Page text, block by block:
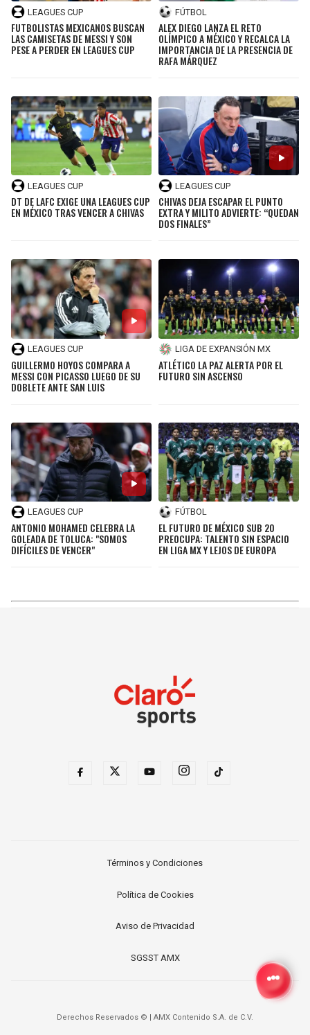
LEAGUES CUP
FUTBOLISTAS MEXICANOS BUSCAN
LAS CAMISETAS DE MESSI Y SON
PESE A PERDER EN LEAGUES CUP
FÚTBOL
ALEX DIEGO LANZA EL RETO
OLÍMPICO A MÉXICO Y RECALCA LA
IMPORTANCIA DE LA PRESENCIA DE
RAFA MÁRQUEZ
LEAGUES CUP
DT DE LAFC EXIGE UNA LEAGUES CUP
EN MÉXICO TRAS VENCER A CHIVAS
LEAGUES CUP
CHIVAS DEJA ESCAPAR EL PUNTO
EXTRA Y MILITO ADVIERTE: “QUEDAN
DOS FINALES”
LEAGUES CUP
GUILLERMO HOYOS COMPARA A
MESSI CON PICASSO LUEGO DE SU
DOBLETE ANTE SAN LUIS
LIGA DE EXPANSIÓN MX
ATLÉTICO LA PAZ ALERTA POR EL
FUTURO SIN ASCENSO
LEAGUES CUP
ANTONIO MOHAMED CELEBRA LA
GOLEADA DE TOLUCA: "SOMOS
DIFÍCILES DE VENCER"
FÚTBOL
EL FUTURO DE MÉXICO SUB 20
PREOCUPA: TALENTO SIN ESPACIO
EN LIGA MX Y LEJOS DE EUROPA
Términos y Condiciones
Política de Cookies
Aviso de Privacidad
SGSST AMX
Derechos Reservados © AMX Contenido S.A. de C.V.